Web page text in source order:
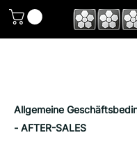
Allgemeine
- AFTER-SALES